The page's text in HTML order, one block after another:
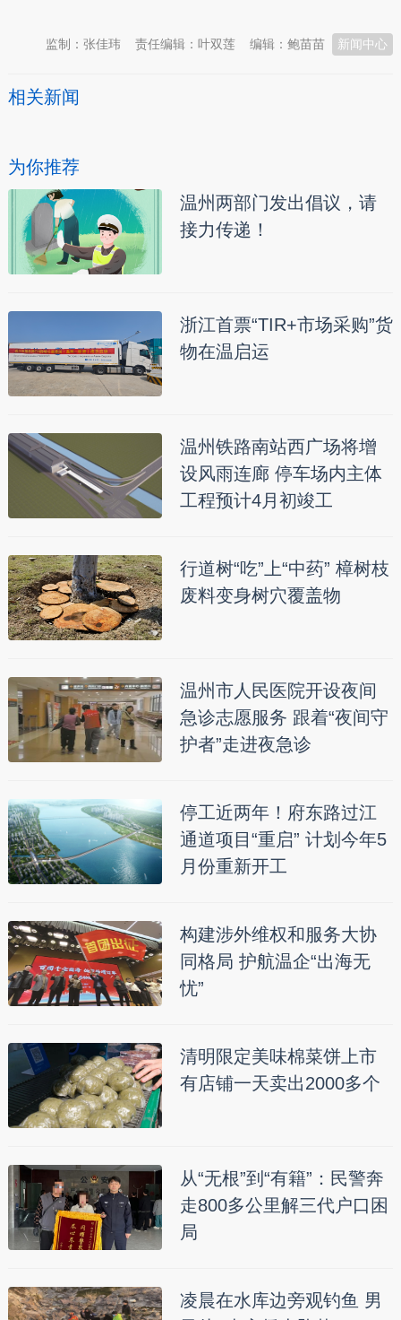
新闻中心
编辑：鲍苗苗
责任编辑：叶双莲
监制：张佳玮
相关新闻
为你推荐
温州两部门发出倡议，请
接力传递！
浙江首票“TIR+市场采购”货
物在温启运
温州铁路南站西广场将增
设风雨连廊 停车场内主体
工程预计4月初竣工
行道树“吃”上“中药” 樟树枝
废料变身树穴覆盖物
温州市人民医院开设夜间
急诊志愿服务 跟着“夜间守
护者”走进夜急诊
停工近两年！府东路过江
通道项目“重启” 计划今年5
月份重新开工
构建涉外维权和服务大协
同格局 护航温企“出海无
忧”
清明限定美味棉菜饼上市
有店铺一天卖出2000多个
从“无根”到“有籍”：民警奔
走800多公里解三代户口困
局
凌晨在水库边旁观钓鱼 男